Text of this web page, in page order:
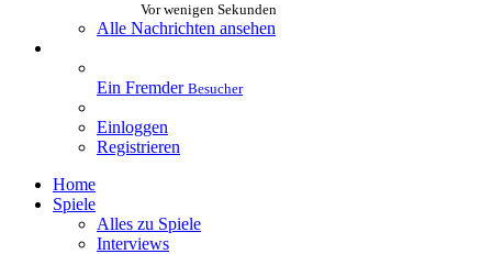
Vor wenigen Sekunden
Alle Nachrichten ansehen
Ein Fremder Besucher
Einloggen
Registrieren
Home
Spiele
Alles zu Spiele
Interviews